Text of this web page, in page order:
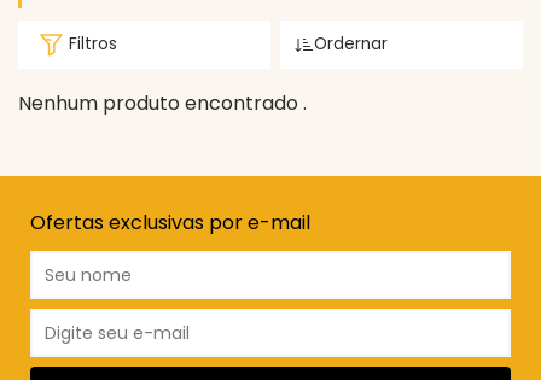
Filtros Ordernar
Nenhum produto encontrado .
Ofertas exclusivas por e-mail